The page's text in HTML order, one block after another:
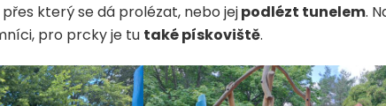
přes který se dá prolézat, nebo jejpodlézt tunelem.
pro prcky je tu také pískoviště.